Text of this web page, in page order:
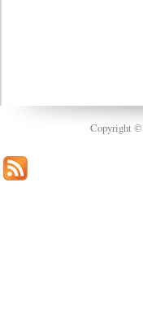
Copyright ©